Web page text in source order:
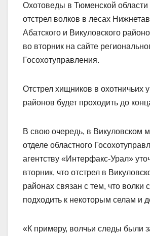
Охотоведы в Тюменской области
отстрел волков в лесах
Абатского и Викуловского
во вторник на сайте
Госохотуправления.
Отстрел хищников в охотничьих
районов будет проходить до
В свою очередь, в Викуловском
отделе областного
агентству «Интерфакс-Урал»
вторник, что отстрел в
районах связан с тем, что волки
подходить к некоторым селам и
«К примеру, волчьи следы были